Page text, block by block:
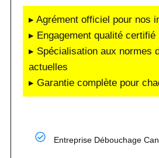
▸ Agrément officiel pour nos
▸ Engagement qualité certifié
▸ Spécialisation aux normes
actuelles
▸ Garantie complète pour
Entreprise Débouchage